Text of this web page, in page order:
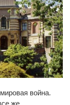
война.
же